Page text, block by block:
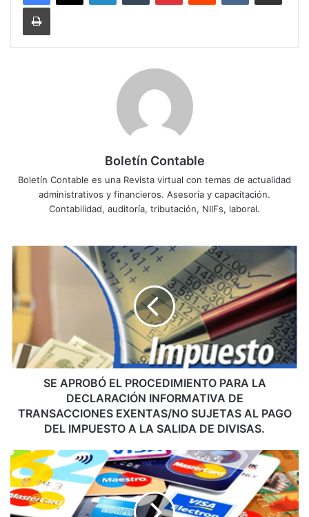
Boletín Contable
Boletín Contable es una Revista virtual con temas de actualidad
administrativos y financieros. Asesoría y capacitación.
Contabilidad, auditoría, tributación, NIIFs, laboral.
S
E
P
R
Ó
E
E
D
M
I
SE APROBÓ EL PROCEDIMIENTO PARA LA
DECLARACIÓN INFORMATIVA DE
TRANSACCIONES EXENTAS/NO SUJETAS AL PAGO
DEL IMPUESTO A LA SALIDA DE DIVISAS.
R
E
F
O
R